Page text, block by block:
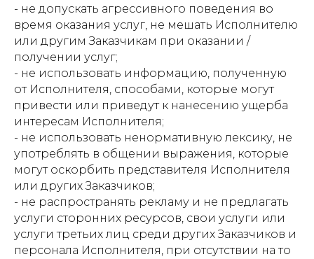
- не допускать агрессивного поведения во
время оказания услуг, не мешать Исполнителю
или другим Заказчикам при оказании /
получении услуг;
- не использовать информацию, полученную
от Исполнителя, способами, которые могут
привести или приведут к нанесению ущерба
интересам Исполнителя;
- не использовать ненормативную лексику, не
употреблять в общении выражения, которые
могут оскорбить представителя Исполнителя
или других Заказчиков;
- не распространять рекламу и не предлагать
услуги сторонних ресурсов, свои услуги или
услуги третьих лиц среди других Заказчиков и
персонала Исполнителя, при отсутствии на то